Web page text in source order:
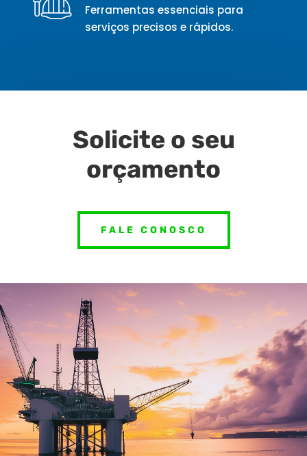
Ferramentas essenciais para
serviços precisos e rápidos.
Solicite o seu
orçamento
FALE CONOSCO